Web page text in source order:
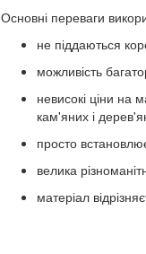
Основні переваги
не піддаються
можливість
невисокі ціни на
кам'яних і
просто
велика
матеріал